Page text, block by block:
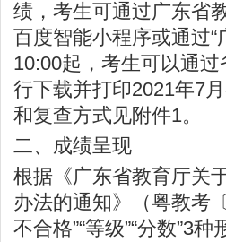
绩，考生可通过广东省
百度智能小程序或通过
10:00起，考生可以通
行下载并打印2021年7
和复查方式见附件1。
二、成绩呈现
根据《广东省教育厅关
办法的通知》（粤教考
不合格”“等级”“分数”3